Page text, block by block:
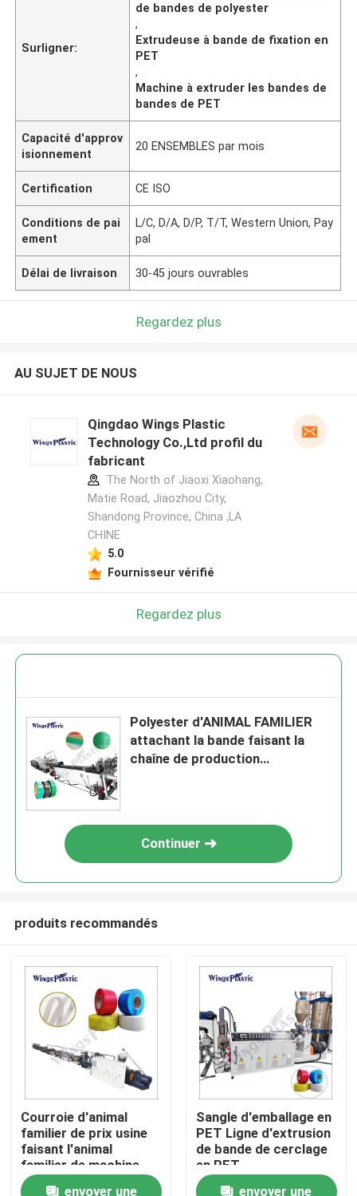
Produits
Au sujet de nous
Surligner:
de bandes de polyester
,
Extrudeuse à bande de fixation en
PET
,
Machine à extruder les bandes de
bandes de PET
Capacité d'approv
isionnement
20 ENSEMBLES par mois
Certification CE ISO
Conditions de pai
ement
L/C, D/A, D/P, T/T, Western Union, Pay
pal
Délai de livraison 30-45 jours ouvrables
Regardez plus
AU SUJET DE NOUS
Qingdao Wings Plastic
Technology Co.,Ltd profil du
fabricant
The North of Jiaoxi Xiaohang,
Matie Road, Jiaozhou City,
Shandong Province, China ,LA
CHINE
5.0
Fournisseur vérifié
Regardez plus
Polyester d'ANIMAL FAMILIER
attachant la bande faisant la
chaîne de production
Continuer
produits recommandés
Courroie d'animal
familier de prix usine
faisant l'animal
familier de machine
attachant la machine
envoyer une
Sangle d'emballage en
PET Ligne d'extrusion
de bande de cerclage
en PET
envoyer une